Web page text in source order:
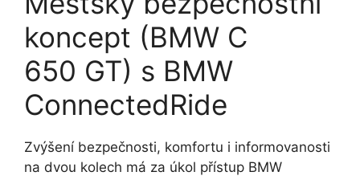
koncept (BMW C
650 GT) s BMW
ConnectedRide
Zvýšení bezpečnosti, komfortu i informovanosti
na dvou kolech má za úkol přístup BMW